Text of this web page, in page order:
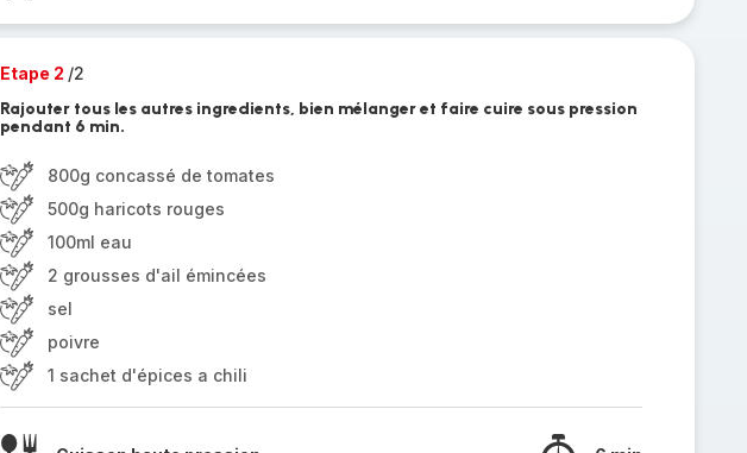
Etape 2 /2
Rajouter tous les autres ingredients, bien mélanger et faire cuire sous pression
pendant 6 min.
800g concassé de tomates
500g haricots rouges
100ml eau
2 grousses d'ail émincées
sel
poivre
1 sachet d'épices a chili